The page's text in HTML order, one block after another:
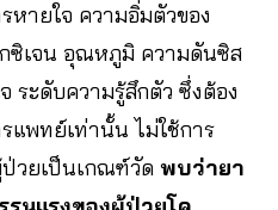
หายใจ ความอิ่มตัวของ
กซิเจน อุณหภูมิ ความดันซิส
ระดับความรู้สึกตัว ซึ่งต้อง
แพทย์เท่านั้น ไม่ใช้การ
วยเป็นเกณฑ์วัด พบว่ายา